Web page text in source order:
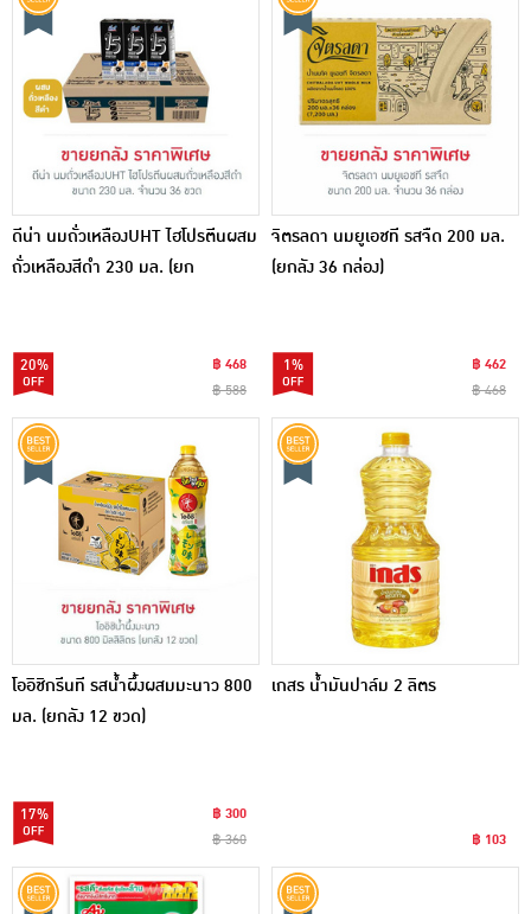
ดีน่า นมถั่วเหลืองUHT ไฮโปรตีนผสม
ถั่วเหลืองสีดำ 230 มล. (ยก
20%
฿ 468
฿ 588
จิตรลดา นมยูเอชที รสจืด 200 มล.
(ยกลัง 36 กล่อง)
1%
฿ 462
฿ 468
โออิชิกรีนที รสน้ำผึ้งผสมมะนาว 800
มล. (ยกลัง 12 ขวด)
17%
฿ 300
฿ 360
เกสร น้ำมันปาล์ม 2 ลิตร
฿ 103